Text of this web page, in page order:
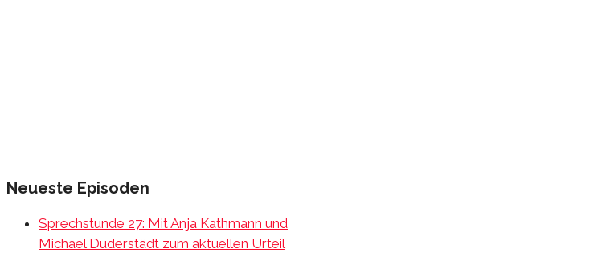
Neueste Episoden
Sprechstunde 27: Mit Anja Kathmann und
Michael Duderstädt zum aktuellen Urteil